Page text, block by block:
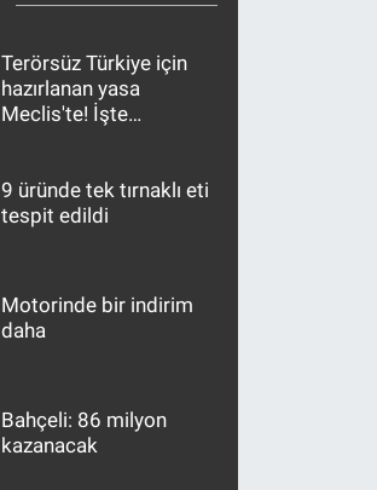
Terörsüz Türkiye için
hazırlanan yasa
Meclis'te! İşte
9 üründe tek tırnaklı eti
tespit edildi
Motorinde bir indirim
daha
Bahçeli: 86 milyon
kazanacak